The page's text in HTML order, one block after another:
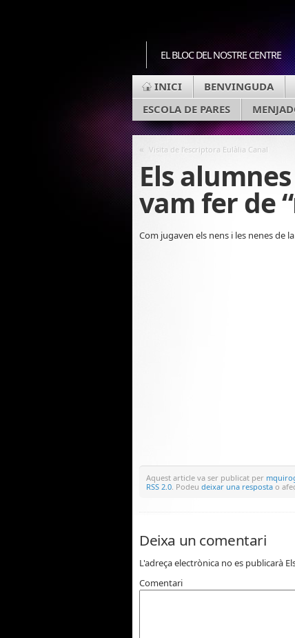
EL BLOC DEL NOSTRE CENTRE
INICI BENVINGUDA
ESCOLA DE PARES
« Visita de l’escriptora Eulàlia Canal
Els
vam fer de
Com jugaven els nens i les nenes de
Aquest article va ser publicat per
RSS 2.0. Podeu deixar una resposta o
Deixa un comentari
L'adreça electrònica no es publicarà
Comentari